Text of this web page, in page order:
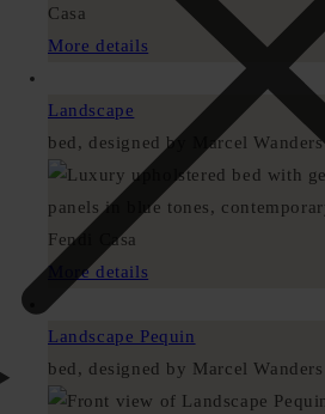
More details
Landscape
bed, designed by Marcel Wanders
More details
Landscape Pequin
bed, designed by Marcel Wanders